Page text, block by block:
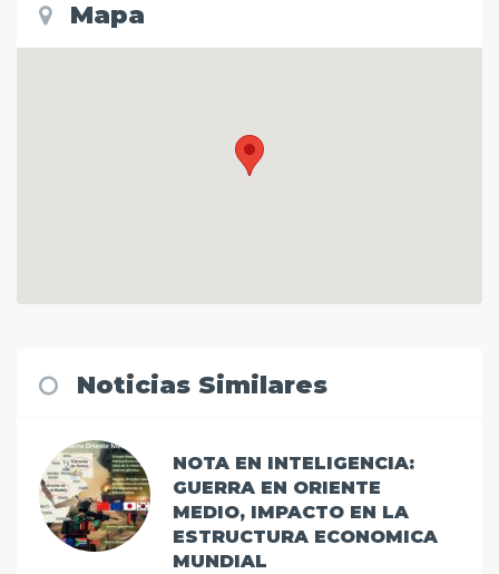
Mapa
Noticias Similares
NOTA EN INTELIGENCIA:
GUERRA EN ORIENTE
MEDIO, IMPACTO EN LA
ESTRUCTURA ECONOMICA
MUNDIAL